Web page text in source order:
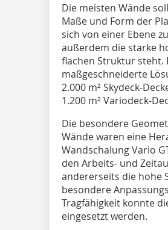
Die meisten Wände
Maße und Form der
sich von einer Ebene
außerdem die starke
flachen Struktur steht.
maßgeschneiderte
2.000 m² Skydeck-
1.200 m² Variodeck-
Die besondere
Wände waren eine
Wandschalung Vario
den Arbeits- und
andererseits die hohe
besondere
Tragfähigkeit konnte
eingesetzt werden.